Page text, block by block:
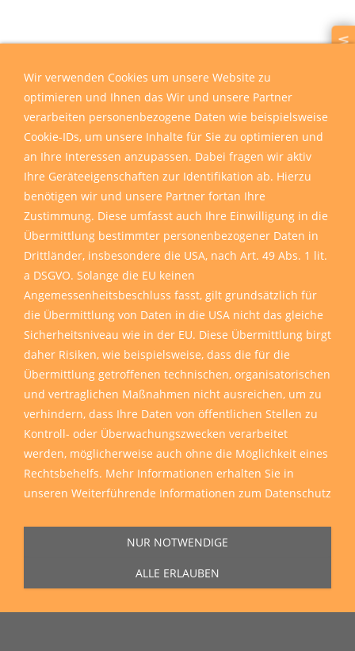
Straße 129, 57072 Siegen.
Wir verwenden Cookies um unsere Website zu
optimieren und Ihnen das Wir und unsere Partner
verarbeiten personenbezogene Daten wie beispielsweise
Cookie-IDs, um unsere Inhalte für Sie zu optimieren und
an Ihre Interessen anzupassen. Dabei fragen wir aktiv
Ihre Geräteeigenschaften zur Identifikation ab. Hierzu
benötigen wir und unsere Partner fortan Ihre
Zustimmung. Diese umfasst auch Ihre Einwilligung in die
Übermittlung bestimmter personenbezogener Daten in
Drittländer, insbesondere die USA, nach Art. 49 Abs. 1 lit.
a DSGVO. Solange die EU keinen
Angemessenheitsbeschluss fasst, gilt grundsätzlich für
die Übermittlung von Daten in die USA nicht das gleiche
Sicherheitsniveau wie in der EU. Diese Übermittlung birgt
daher Risiken, wie beispielsweise, dass die für die
Übermittlung getroffenen technischen, organisatorischen
und vertraglichen Maßnahmen nicht ausreichen, um zu
verhindern, dass Ihre Daten von öffentlichen Stellen zu
Kontroll- oder Überwachungszwecken verarbeitet
werden, möglicherweise auch ohne die Möglichkeit eines
Rechtsbehelfs. Mehr Informationen erhalten Sie in
unseren Weiterführende Informationen zum Datenschutz
NUR NOTWENDIGE
ALLE ERLAUBEN